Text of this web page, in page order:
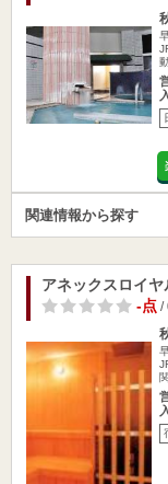
関連情報から探す
アネックスロイヤ
-点/